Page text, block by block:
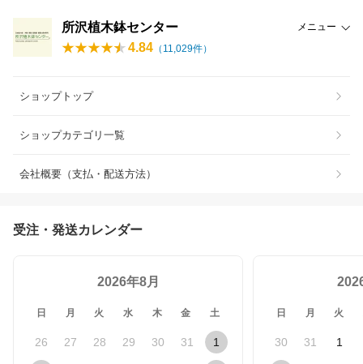
所沢植木鉢センター メニュー
4.84 （ 11,029件）
ショップトップ
ショップカテゴリ一覧
会社概要（支払・配送方法）
受注・発送カレンダー
2026年8月
日 月 火 水 木 金 土
26 27 28 29 30 31 1
日 月 火
30 31 1